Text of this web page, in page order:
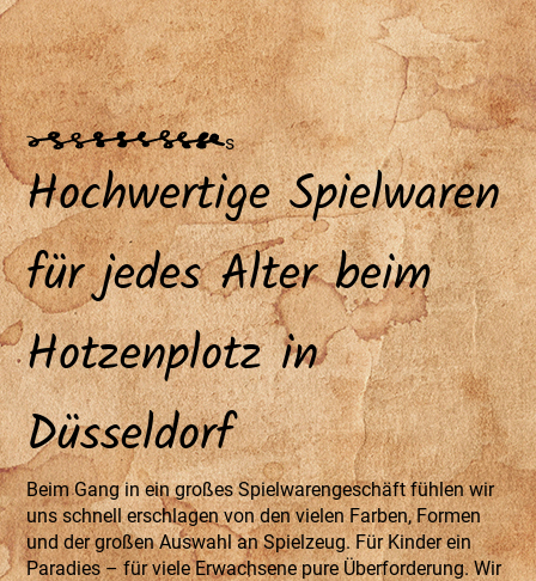
s
Hochwertige Spielwaren
für jedes Alter beim
Hotzenplotz in
Düsseldorf
Beim Gang in ein großes Spielwarengeschäft fühlen wir
uns schnell erschlagen von den vielen Farben, Formen
und der großen Auswahl an Spielzeug. Für Kinder ein
Paradies – für viele Erwachsene pure Überforderung. Wir